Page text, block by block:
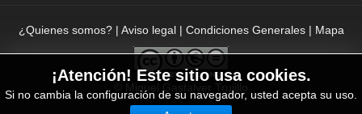
¡Atención! Este sitio usa cookies.
Si no cambia la configuración de su navegador, usted acepta su uso.
¿Quienes somos?| Aviso legal| Condiciones Generales| Mapa